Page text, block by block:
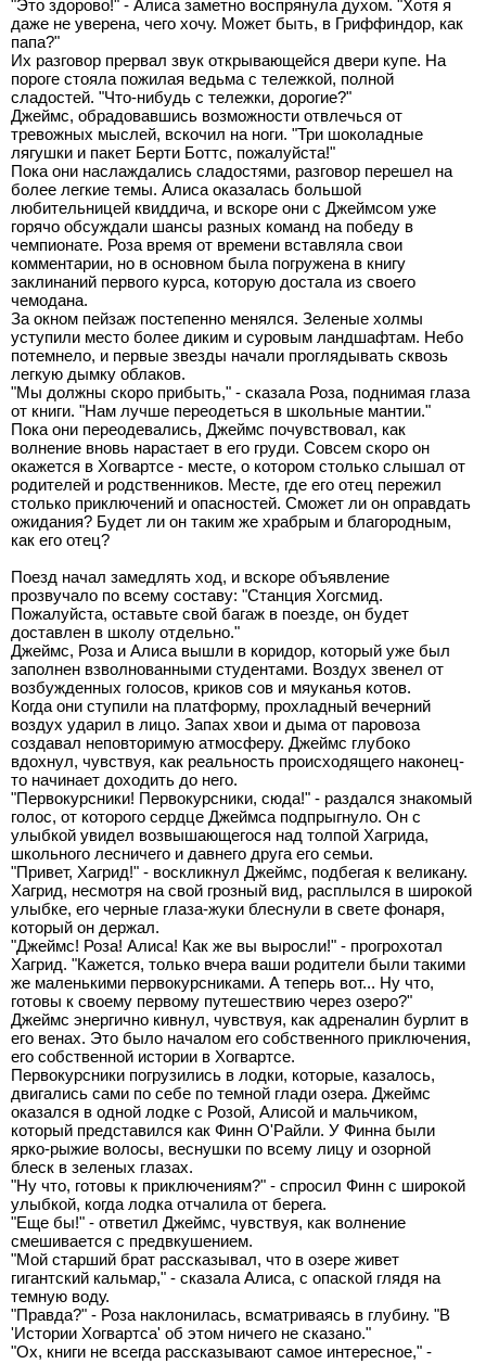
"Это здорово!" - Алиса заметно воспрянула духом. "Хотя я
даже не уверена, чего хочу. Может быть, в Гриффиндор, как
папа?"
Их разговор прервал звук открывающейся двери купе. На
пороге стояла пожилая ведьма с тележкой, полной
сладостей. "Что-нибудь с тележки, дорогие?"
Джеймс, обрадовавшись возможности отвлечься от
тревожных мыслей, вскочил на ноги. "Три шоколадные
лягушки и пакет Берти Боттс, пожалуйста!"
Пока они наслаждались сладостями, разговор перешел на
более легкие темы. Алиса оказалась большой
любительницей квиддича, и вскоре они с Джеймсом уже
горячо обсуждали шансы разных команд на победу в
чемпионате. Роза время от времени вставляла свои
комментарии, но в основном была погружена в книгу
заклинаний первого курса, которую достала из своего
чемодана.
За окном пейзаж постепенно менялся. Зеленые холмы
уступили место более диким и суровым ландшафтам. Небо
потемнело, и первые звезды начали проглядывать сквозь
легкую дымку облаков.
"Мы должны скоро прибыть," - сказала Роза, поднимая глаза
от книги. "Нам лучше переодеться в школьные мантии."
Пока они переодевались, Джеймс почувствовал, как
волнение вновь нарастает в его груди. Совсем скоро он
окажется в Хогвартсе - месте, о котором столько слышал от
родителей и родственников. Месте, где его отец пережил
столько приключений и опасностей. Сможет ли он оправдать
ожидания? Будет ли он таким же храбрым и благородным,
как его отец?
Поезд начал замедлять ход, и вскоре объявление
прозвучало по всему составу: "Станция Хогсмид.
Пожалуйста, оставьте свой багаж в поезде, он будет
доставлен в школу отдельно."
Джеймс, Роза и Алиса вышли в коридор, который уже был
заполнен взволнованными студентами. Воздух звенел от
возбужденных голосов, криков сов и мяуканья котов.
Когда они ступили на платформу, прохладный вечерний
воздух ударил в лицо. Запах хвои и дыма от паровоза
создавал неповторимую атмосферу. Джеймс глубоко
вдохнул, чувствуя, как реальность происходящего наконец-
то начинает доходить до него.
"Первокурсники! Первокурсники, сюда!" - раздался знакомый
голос, от которого сердце Джеймса подпрыгнуло. Он с
улыбкой увидел возвышающегося над толпой Хагрида,
школьного лесничего и давнего друга его семьи.
"Привет, Хагрид!" - воскликнул Джеймс, подбегая к великану.
Хагрид, несмотря на свой грозный вид, расплылся в широкой
улыбке, его черные глаза-жуки блеснули в свете фонаря,
который он держал.
"Джеймс! Роза! Алиса! Как же вы выросли!" - прогрохотал
Хагрид. "Кажется, только вчера ваши родители были такими
же маленькими первокурсниками. А теперь вот... Ну что,
готовы к своему первому путешествию через озеро?"
Джеймс энергично кивнул, чувствуя, как адреналин бурлит в
его венах. Это было началом его собственного приключения,
его собственной истории в Хогвартсе.
Первокурсники погрузились в лодки, которые, казалось,
двигались сами по себе по темной глади озера. Джеймс
оказался в одной лодке с Розой, Алисой и мальчиком,
который представился как Финн О'Райли. У Финна были
ярко-рыжие волосы, веснушки по всему лицу и озорной
блеск в зеленых глазах.
"Ну что, готовы к приключениям?" - спросил Финн с широкой
улыбкой, когда лодка отчалила от берега.
"Еще бы!" - ответил Джеймс, чувствуя, как волнение
смешивается с предвкушением.
"Мой старший брат рассказывал, что в озере живет
гигантский кальмар," - сказала Алиса, с опаской глядя на
темную воду.
"Правда?" - Роза наклонилась, всматриваясь в глубину. "В
'Истории Хогвартса' об этом ничего не сказано."
"Ох, книги не всегда рассказывают самое интересное," -